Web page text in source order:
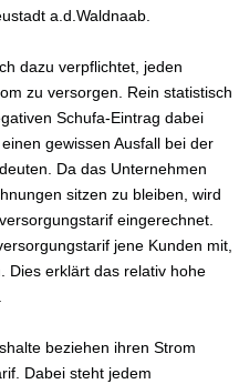
a.d.Waldnaab.
dazu verpflichtet, jeden
zu versorgen. Rein statistisch
Schufa-Eintrag dabei
gewissen Ausfall bei der
Da das Unternehmen
sitzen zu bleiben, wird
eingerechnet.
jene Kunden mit,
Dies erklärt das relativ hohe
beziehen ihren Strom
Dabei steht jedem